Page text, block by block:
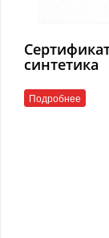
синтетика
Подробнее